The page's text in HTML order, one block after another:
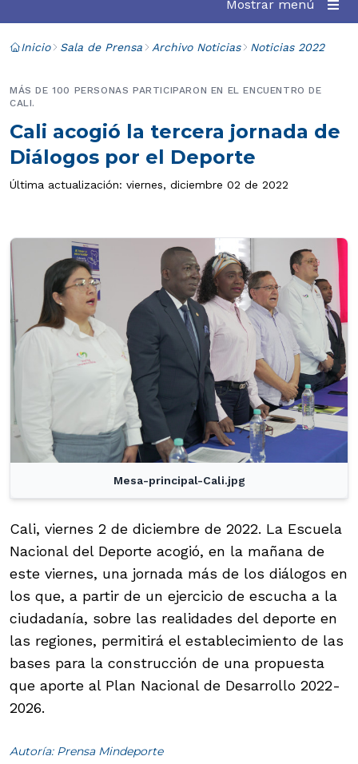
Mostrar menú
Inicio Sala de Prensa Archivo Noticias Noticias 2022
Cali acogió la tercera jornada de
Diálogos por el Deporte
MÁS DE 100 PERSONAS PARTICIPARON EN EL ENCUENTRO DE
CALI.
Última actualización: viernes, diciembre 02 de 2022
Mesa-principal-Cali.jpg
Cali, viernes 2 de diciembre de 2022. La Escuela
Nacional del Deporte acogió, en la mañana de
este viernes, una jornada más de los diálogos en
los que, a partir de un ejercicio de escucha a la
ciudadanía, sobre las realidades del deporte en
las regiones, permitirá el establecimiento de las
bases para la construcción de una propuesta
que aporte al Plan Nacional de Desarrollo 2022-
2026.
Autoría: Prensa Mindeporte